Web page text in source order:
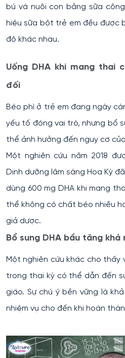
bú và nuôi con bằng sữa
hiệu sữa bột trẻ em đều được
độ khác nhau.
Uống DHA khi mang thai
đối
Béo phì ở trẻ em đang ngày
yếu tố đóng vai trò, nhưng bổ
thể ảnh hưởng đến nguy cơ
Một nghiên cứu năm 2018
Dinh dưỡng lâm sàng Hoa Kỳ
dùng 600 mg DHA khi mang
thể không có chất béo nhiều
giả dược.
Bổ sung DHA bầu tăng
Một nghiên cứu khác cho thấy
trong thai kỳ có thể dẫn đến
giáo. Sự chú ý bền vững là
nhiệm vụ cho đến khi hoàn